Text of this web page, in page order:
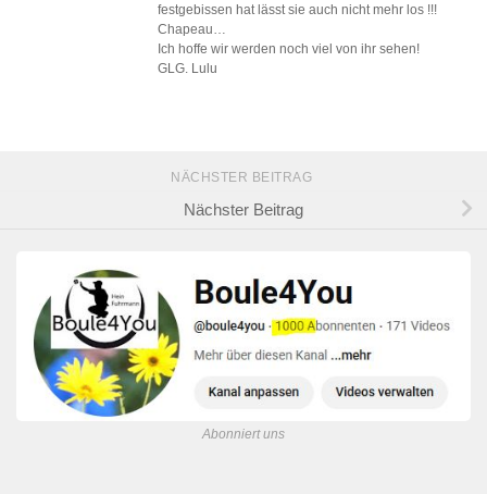
festgebissen hat lässt sie auch nicht mehr los !!!
Chapeau…
Ich hoffe wir werden noch viel von ihr sehen!
GLG. Lulu
NÄCHSTER BEITRAG
Nächster Beitrag
Abonniert uns